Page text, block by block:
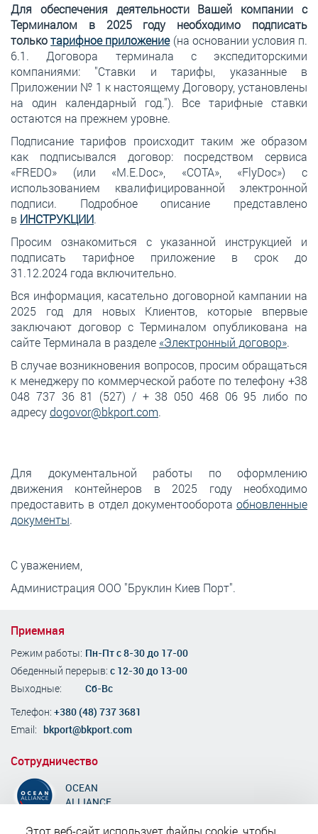
Этот веб-сайт использует файлы cookie, чтобы
Для обеспечения деятельности Вашей компании с
Терминалом в 2025 году необходимо подписать
толькотарифное приложение (на основании условия п.
6.1. Договора терминала с экспедиторскими
компаниями: "Ставки и тарифы, указанные в
Приложении № 1 к настоящему Договору, установлены
на один календарный год."). Все тарифные ставки
остаются на прежнем уровне.
Подписание тарифов происходит таким же образом
как подписывался договор: посредством сервиса
«FREDO» (или «M.E.Doc», «СОТА», «FlyDoc») с
использованием квалифицированной электронной
подписи. Подробное описание представлено
в ИНСТРУКЦИИ.
Просим ознакомиться с указанной инструкцией и
подписать тарифное приложение в срок до
31.12.2024 года включительно.
Вся информация, касательно договорной кампании на
2025 год для новых Клиентов, которые впервые
заключают договор с Терминалом опубликована на
сайте Терминала в разделе «Электронный договор».
В случае возникновения вопросов, просим обращаться
к менеджеру по коммерческой работе по телефону +38
048 737 36 81 (527) / + 38 050 468 06 95 либо по
адресуdogovor@bkport.com.
Для документальной работы по оформлению
движения контейнеров в 2025 году необходимо
предоставить в отдел документооборота обновленные
документы.
С уважением,
Администрация ООО "Бруклин Киев Порт".
Приемная
Режим работы: Пн-Пт с 8-30 до 17-00
Обеденный перерыв: с 12-30 до 13-00
Выходные:
Сб-Вс
Телефон: +380 (48) 737 3681
Email: bkport@bkport.com
Сотрудничество
OCEAN
ALLIANCE